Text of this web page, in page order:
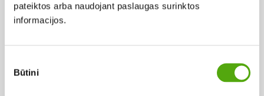
pateiktos arba naudojant paslaugas surinktos
informacijos.
pasirinkimas
Būtini